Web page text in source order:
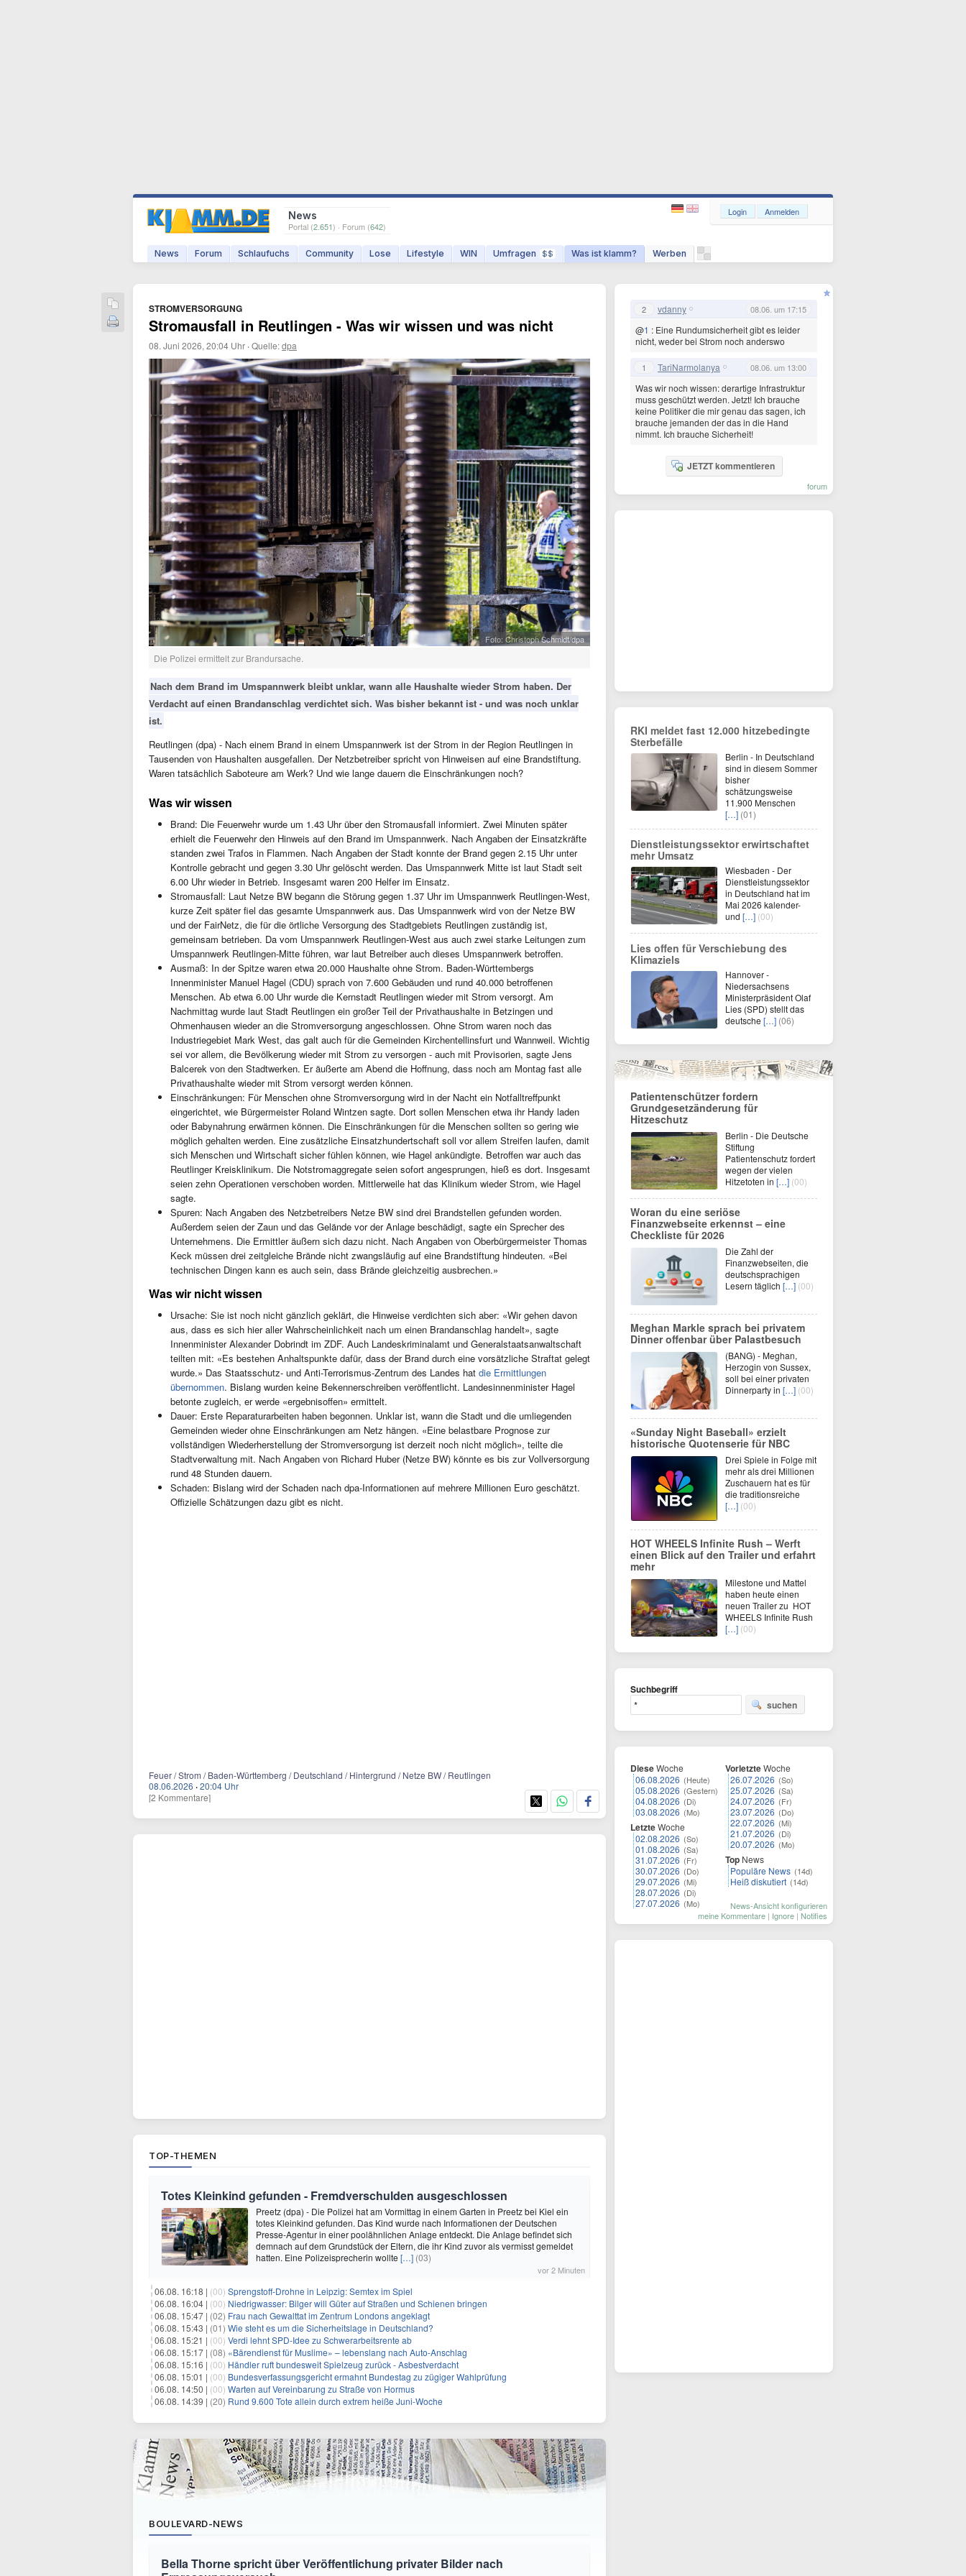
News
Portal (2.651) · Forum (642)
News Forum Schlaufuchs Community Lose Lifestyle WIN Umfragen $$ Was ist klamm? Werben
Login Anmelden
STROMVERSORGUNG
Stromausfall in Reutlingen - Was wir wissen und was nicht
08. Juni 2026, 20:04 Uhr ·Quelle:dpa
Foto: Christoph Schmidt/dpa
Die Polizei ermittelt zur Brandursache.
Nach dem Brand im Umspannwerk bleibt unklar, wann alle Haushalte wieder Strom haben. Der
Verdacht auf einen Brandanschlag verdichtet sich. Was bisher bekannt ist - und was noch unklar
ist.
Reutlingen (dpa) - Nach einem Brand in einem Umspannwerk ist der Strom in der Region Reutlingen in
Tausenden von Haushalten ausgefallen. Der Netzbetreiber spricht von Hinweisen auf eine Brandstiftung.
Waren tatsächlich Saboteure am Werk? Und wie lange dauern die Einschränkungen noch?
Was wir wissen
Brand: Die Feuerwehr wurde um 1.43 Uhr über den Stromausfall informiert. Zwei Minuten später
erhielt die Feuerwehr den Hinweis auf den Brand im Umspannwerk. Nach Angaben der Einsatzkräfte
standen zwei Trafos in Flammen. Nach Angaben der Stadt konnte der Brand gegen 2.15 Uhr unter
Kontrolle gebracht und gegen 3.30 Uhr gelöscht werden. Das Umspannwerk Mitte ist laut Stadt seit
6.00 Uhr wieder in Betrieb. Insgesamt waren 200 Helfer im Einsatz.
Stromausfall: Laut Netze BW begann die Störung gegen 1.37 Uhr im Umspannwerk Reutlingen-West,
kurze Zeit später fiel das gesamte Umspannwerk aus. Das Umspannwerk wird von der Netze BW
und der FairNetz, die für die örtliche Versorgung des Stadtgebiets Reutlingen zuständig ist,
gemeinsam betrieben. Da vom Umspannwerk Reutlingen‑West aus auch zwei starke Leitungen zum
Umspannwerk Reutlingen‑Mitte führen, war laut Betreiber auch dieses Umspannwerk betroffen.
Ausmaß: In der Spitze waren etwa 20.000 Haushalte ohne Strom. Baden-Württembergs
Innenminister Manuel Hagel (CDU) sprach von 7.600 Gebäuden und rund 40.000 betroffenen
Menschen. Ab etwa 6.00 Uhr wurde die Kernstadt Reutlingen wieder mit Strom versorgt. Am
Nachmittag wurde laut Stadt Reutlingen ein großer Teil der Privathaushalte in Betzingen und
Ohmenhausen wieder an die Stromversorgung angeschlossen. Ohne Strom waren noch das
Industriegebiet Mark West, das galt auch für die Gemeinden Kirchentellinsfurt und Wannweil. Wichtig
sei vor allem, die Bevölkerung wieder mit Strom zu versorgen - auch mit Provisorien, sagte Jens
Balcerek von den Stadtwerken. Er äußerte am Abend die Hoffnung, dass noch am Montag fast alle
Privathaushalte wieder mit Strom versorgt werden können.
Einschränkungen: Für Menschen ohne Stromversorgung wird in der Nacht ein Notfalltreffpunkt
eingerichtet, wie Bürgermeister Roland Wintzen sagte. Dort sollen Menschen etwa ihr Handy laden
oder Babynahrung erwärmen können. Die Einschränkungen für die Menschen sollten so gering wie
möglich gehalten werden. Eine zusätzliche Einsatzhundertschaft soll vor allem Streifen laufen, damit
sich Menschen und Wirtschaft sicher fühlen können, wie Hagel ankündigte. Betroffen war auch das
Reutlinger Kreisklinikum. Die Notstromaggregate seien sofort angesprungen, hieß es dort. Insgesamt
seien zehn Operationen verschoben worden. Mittlerweile hat das Klinikum wieder Strom, wie Hagel
sagte.
Spuren: Nach Angaben des Netzbetreibers Netze BW sind drei Brandstellen gefunden worden.
Außerdem seien der Zaun und das Gelände vor der Anlage beschädigt, sagte ein Sprecher des
Unternehmens. Die Ermittler äußern sich dazu nicht. Nach Angaben von Oberbürgermeister Thomas
Keck müssen drei zeitgleiche Brände nicht zwangsläufig auf eine Brandstiftung hindeuten. «Bei
technischen Dingen kann es auch sein, dass Brände gleichzeitig ausbrechen.»
Was wir nicht wissen
Ursache: Sie ist noch nicht gänzlich geklärt, die Hinweise verdichten sich aber: «Wir gehen davon
aus, dass es sich hier aller Wahrscheinlichkeit nach um einen Brandanschlag handelt», sagte
Innenminister Alexander Dobrindt im ZDF. Auch Landeskriminalamt und Generalstaatsanwaltschaft
teilten mit: «Es bestehen Anhaltspunkte dafür, dass der Brand durch eine vorsätzliche Straftat gelegt
wurde.» Das Staatsschutz- und Anti-Terrorismus-Zentrum des Landes hat die Ermittlungen
übernommen. Bislang wurden keine Bekennerschreiben veröffentlicht. Landesinnenminister Hagel
betonte zugleich, er werde «ergebnisoffen» ermittelt.
Dauer: Erste Reparaturarbeiten haben begonnen. Unklar ist, wann die Stadt und die umliegenden
Gemeinden wieder ohne Einschränkungen am Netz hängen. «Eine belastbare Prognose zur
vollständigen Wiederherstellung der Stromversorgung ist derzeit noch nicht möglich», teilte die
Stadtverwaltung mit. Nach Angaben von Richard Huber (Netze BW) könnte es bis zur Vollversorgung
rund 48 Stunden dauern.
Schaden: Bislang wird der Schaden nach dpa-Informationen auf mehrere Millionen Euro geschätzt.
Offizielle Schätzungen dazu gibt es nicht.
Feuer / Strom / Baden-Württemberg / Deutschland / Hintergrund / Netze BW / Reutlingen
08.06.2026 ·20:04 Uhr
[2 Kommentare]
TOP-THEMEN
Totes Kleinkind gefunden - Fremdverschulden ausgeschlossen
Preetz (dpa) - Die Polizei hat am Vormittag in einem Garten in Preetz bei Kiel ein
totes Kleinkind gefunden. Das Kind wurde nach Informationen der Deutschen
Presse-Agentur in einer poolähnlichen Anlage entdeckt. Die Anlage befindet sich
demnach auf dem Grundstück der Eltern, die ihr Kind zuvor als vermisst gemeldet
hatten. Eine Polizeisprecherin wollte […] (03)
vor 2 Minuten
06.08. 16:18 | (00) Sprengstoff-Drohne in Leipzig: Semtex im Spiel
06.08. 16:04 | (00) Niedrigwasser: Bilger will Güter auf Straßen und Schienen bringen
06.08. 15:47 | (02) Frau nach Gewalttat im Zentrum Londons angeklagt
06.08. 15:43 | (01) Wie steht es um die Sicherheitslage in Deutschland?
06.08. 15:21 | (00) Verdi lehnt SPD-Idee zu Schwerarbeitsrente ab
06.08. 15:17 | (08) «Bärendienst für Muslime» – lebenslang nach Auto-Anschlag
06.08. 15:16 | (00) Händler ruft bundesweit Spielzeug zurück - Asbestverdacht
06.08. 15:01 | (00) Bundesverfassungsgericht ermahnt Bundestag zu zügiger Wahlprüfung
06.08. 14:50 | (00) Warten auf Vereinbarung zu Straße von Hormus
06.08. 14:39 | (20) Rund 9.600 Tote allein durch extrem heiße Juni-Woche
BOULEVARD-NEWS
Bella Thorne spricht über Veröffentlichung privater Bilder nach
2 vdanny 08.06. um 17:15
@1 : Eine Rundumsicherheit gibt es leider
nicht, weder bei Strom noch anderswo
1 TariNarmolanya 08.06. um 13:00
Was wir noch wissen: derartige Infrastruktur
muss geschützt werden. Jetzt! Ich brauche
keine Politiker die mir genau das sagen, ich
brauche jemanden der das in die Hand
nimmt. Ich brauche Sicherheit!
JETZT kommentieren
forum
RKI meldet fast 12.000 hitzebedingte
Sterbefälle
Berlin - In Deutschland
sind in diesem Sommer
bisher
schätzungsweise
11.900 Menschen
[…] (01)
Dienstleistungssektor erwirtschaftet
mehr Umsatz
Wiesbaden - Der
Dienstleistungssektor
in Deutschland hat im
Mai 2026 kalender-
und […] (00)
Lies offen für Verschiebung des
Klimaziels
Hannover -
Niedersachsens
Ministerpräsident Olaf
Lies (SPD) stellt das
deutsche […] (06)
Patientenschützer fordern
Grundgesetzänderung für
Hitzeschutz
Berlin - Die Deutsche
Stiftung
Patientenschutz fordert
wegen der vielen
Hitzetoten in […] (00)
Woran du eine seriöse
Finanzwebseite erkennst – eine
Checkliste für 2026
Die Zahl der
Finanzwebseiten, die
deutschsprachigen
Lesern täglich […] (00)
Meghan Markle sprach bei privatem
Dinner offenbar über Palastbesuch
(BANG) - Meghan,
Herzogin von Sussex,
soll bei einer privaten
Dinnerparty in […] (00)
«Sunday Night Baseball» erzielt
historische Quotenserie für NBC
Drei Spiele in Folge mit
mehr als drei Millionen
Zuschauern hat es für
die traditionsreiche
[…] (00)
HOT WHEELS Infinite Rush – Werft
einen Blick auf den Trailer und erfahrt
mehr
Milestone und Mattel
haben heute einen
neuen Trailer zu HOT
WHEELS Infinite Rush
[…] (00)
Suchbegriff
suchen
DieseWoche
06.08.2026 (Heute)
05.08.2026 (Gestern)
04.08.2026 (Di)
03.08.2026 (Mo)
LetzteWoche
02.08.2026 (So)
01.08.2026 (Sa)
31.07.2026 (Fr)
30.07.2026 (Do)
29.07.2026 (Mi)
28.07.2026 (Di)
27.07.2026 (Mo)
VorletzteWoche
26.07.2026 (So)
25.07.2026 (Sa)
24.07.2026 (Fr)
23.07.2026 (Do)
22.07.2026 (Mi)
21.07.2026 (Di)
20.07.2026 (Mo)
Top News
Populäre News (14d)
Heiß diskutiert (14d)
News-Ansicht konfigurieren
meine Kommentare | Ignore | Notifies